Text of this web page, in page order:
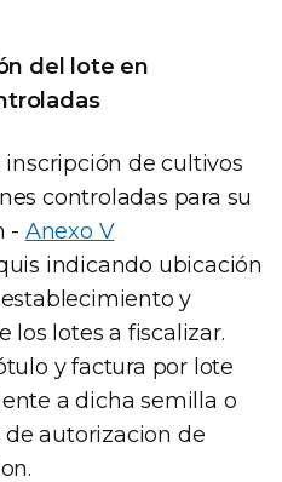
del lote en
de cultivos
controladas para su
- Anexo V
indicando ubicación
y
los lotes a fiscalizar.
y factura por lote
a dicha semilla o
autorizacion de